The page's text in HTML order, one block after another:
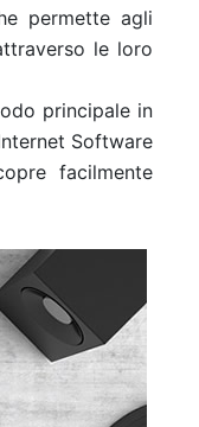
permette agli
le loro
principale in
Software
facilmente